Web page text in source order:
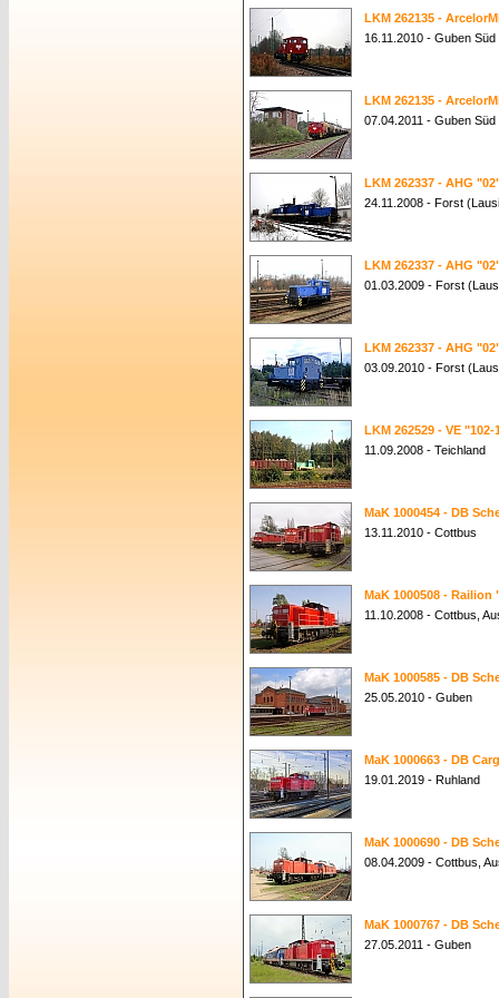
LKM 262135 -
16.11.2010 - Guben Süd
LKM 262135 -
07.04.2011 - Guben Süd
LKM 262337 - AHG
24.11.2008 - Forst
LKM 262337 - AHG
01.03.2009 - Forst
LKM 262337 - AHG
03.09.2010 - Forst
LKM 262529 - VE "102-
11.09.2008 - Teichland
MaK 1000454 - DB
13.11.2010 - Cottbus
MaK 1000508 - Railion
11.10.2008 - Cottbus,
MaK 1000585 - DB
25.05.2010 - Guben
MaK 1000663 - DB
19.01.2019 - Ruhland
MaK 1000690 - DB
08.04.2009 - Cottbus,
MaK 1000767 - DB
27.05.2011 - Guben